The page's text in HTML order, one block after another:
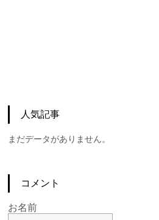
人気記事
まだデータがありません。
コメント
お名前